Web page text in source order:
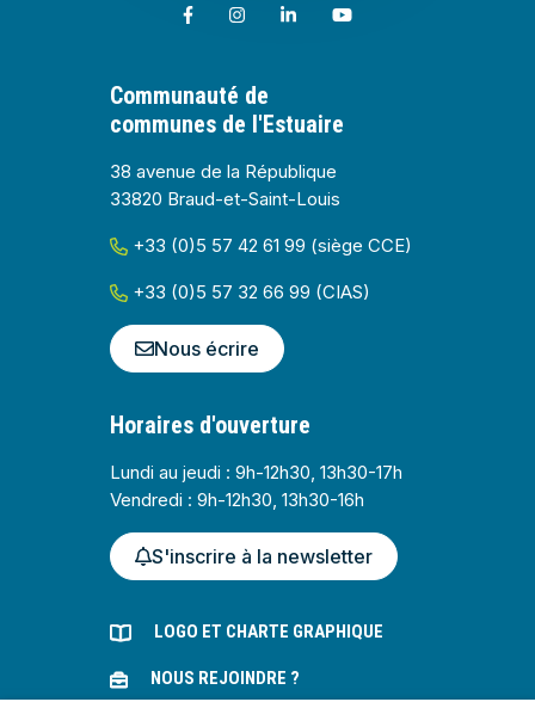
Lien vers le compte Facebook
Lien vers le compte Instagram
Lien vers le compte Linkedin
Lien vers la chaîne
Communauté de
communes de l'Estuaire
38 avenue de la République
33820 Braud-et-Saint-Louis
+33 (0)5 57 42 61 99 (siège CCE)
+33 (0)5 57 32 66 99 (CIAS)
Nous écrire
Horaires d'ouverture
Lundi au jeudi : 9h-12h30, 13h30-17h
Vendredi : 9h-12h30, 13h30-16h
S'inscrire à la newsletter
LOGO ET CHARTE GRAPHIQUE
NOUS REJOINDRE ?